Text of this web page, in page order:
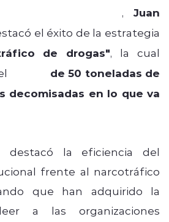
,Juan
el éxito de la estrategia
de drogas", la cual
de 50 toneladas de
decomisadas en lo que va
la eficiencia del
frente al narcotráfico
que han adquirido la
a las organizaciones